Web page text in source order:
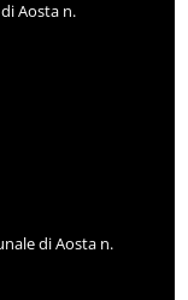
Aosta n.
di Aosta n.